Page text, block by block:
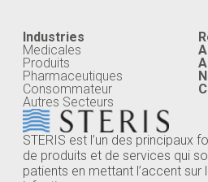
STERIS est l’un des principaux
de produits et de services qui
patients en mettant l’accent sur
Industries
Medicales
Produits
Pharmaceutiques
Consommateur
Autres Secteurs